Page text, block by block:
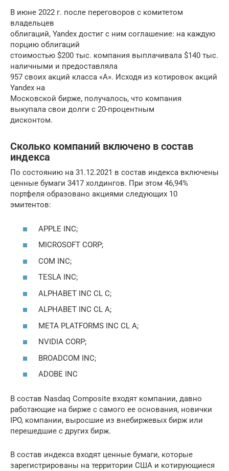
В июне 2022 г. после переговоров с комитетом
владельцев
облигаций, Yandex достиг с ним соглашение: на каждую
порцию облигаций
стоимостью $200 тыс. компания выплачивала $140 тыс.
наличными и предоставляла
957 своих акций класса «А». Исходя из котировок акций
Yandex на
Московской бирже, получалось, что компания
выкупала свои долги с 20-процентным
дисконтом.
Сколько компаний включено в состав
индекса
По состоянию на 31.12.2021 в состав индекса включены
ценные бумаги 3417 холдингов. При этом 46,94%
портфеля образовано акциями следующих 10
эмитентов:
APPLE INC;
MICROSOFT CORP;
COM INC;
TESLA INC;
ALPHABET INC CL C;
ALPHABET INC CL A;
META PLATFORMS INC CL A;
NVIDIA CORP;
BROADCOM INC;
ADOBE INC
В состав Nasdaq Composite входят компании, давно
работающие на бирже с самого ее основания, новички
IPO, компании, выросшие из внебиржевых бирж или
перешедшие с других бирж.
В состав индекса входят ценные бумаги, которые
зарегистрированы на территории США и котирующиеся